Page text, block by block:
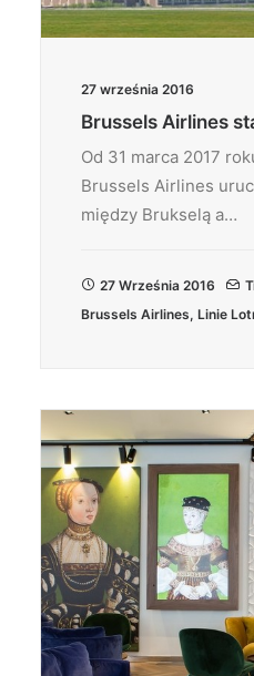
27 września 2016
Brussels Airlines
Od 31 marca 2017
Brussels Airlines
między Brukselą a…
27 Września 2016
Brussels Airlines, Linie